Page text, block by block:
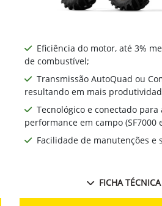
Eficiência do motor, até 3%
de combustível;
Transmissão AutoQuad ou
resultando em mais
Tecnológico e conectado
performance em campo (SF7000
Facilidade de manutenções e
FICHA TÉCNICA